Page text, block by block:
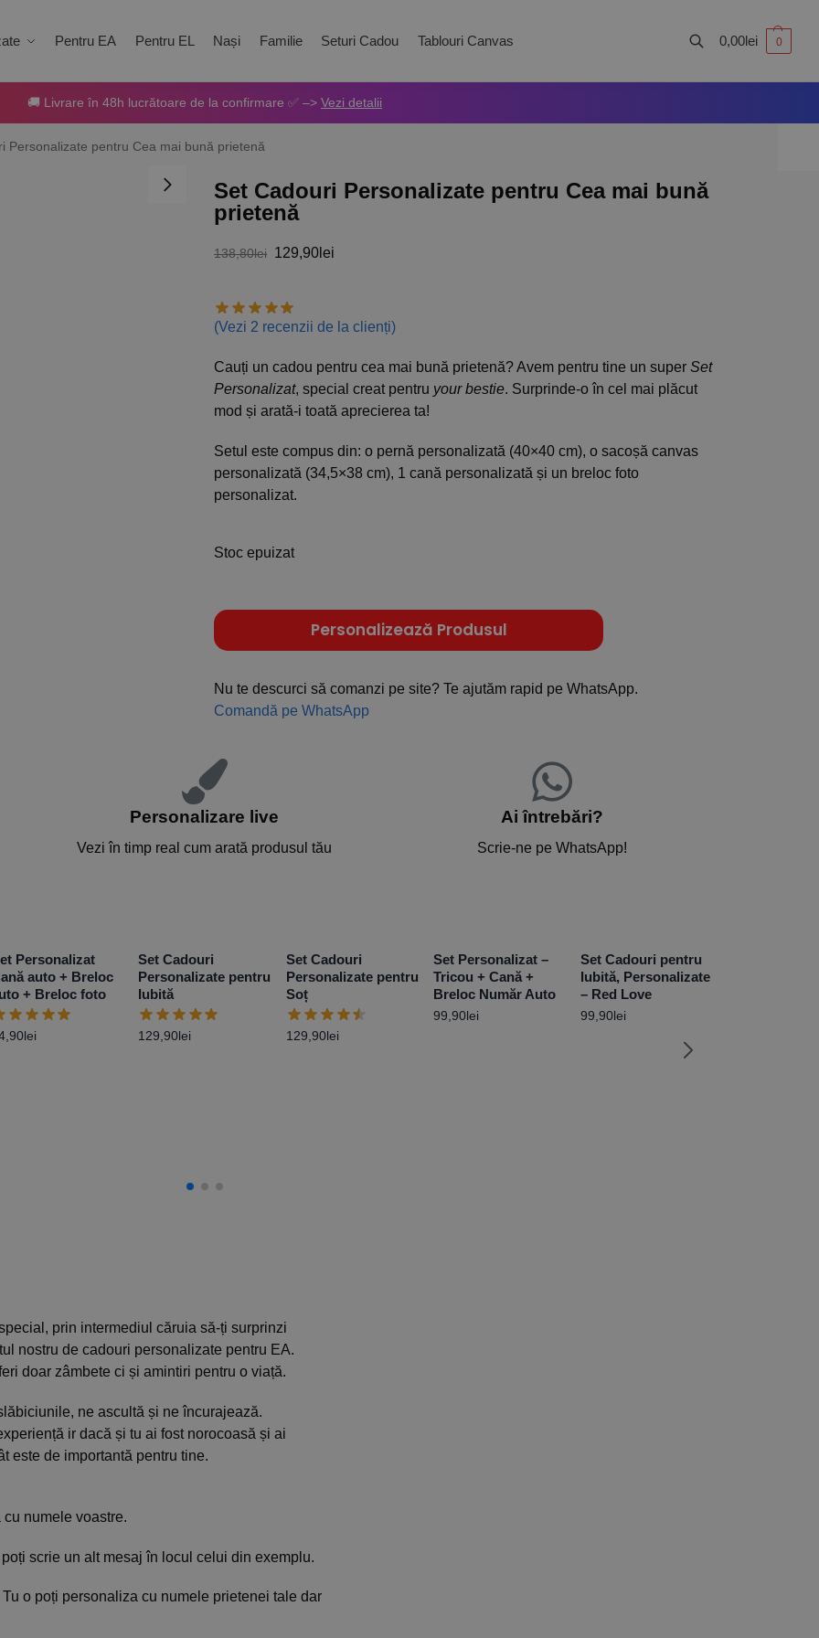
Pentru EA Pentru EL Nași Familie Seturi Cadou Tablouri Canvas 0,00lei 0
🚚 Livrare în 48h lucrătoare de la confirmare ✅ –> Vezi detalii
Personalizate pentru Cea mai bună prietenă
Set Cadouri Personalizate pentru Cea mai bună
prietenă
138,80lei 129,90 lei
(Vezi 2 recenzii de la clienți)
Cauți un cadou pentru cea mai bună prietenă? Avem pentru tine un super Set
Personalizat, special creat pentru your bestie. Surprinde-o în cel mai plăcut
mod și arată-i toată aprecierea ta!
Setul este compus din: o pernă personalizată (40×40 cm), o sacoșă canvas
personalizată (34,5×38 cm), 1 cană personalizată și un breloc foto
personalizat.
Stoc epuizat
Personalizează Produsul
Nu te descurci să comanzi pe site? Te ajutăm rapid pe WhatsApp.
Comandă pe WhatsApp
Personalizare live
Vezi în timp real cum arată produsul tău
Ai întrebări?
Scrie-ne pe WhatsApp!
Personalizat
auto + Breloc
+ Breloc foto
lei
Set Cadouri
Personalizate pentru
Iubită
129,90lei
Set Cadouri
Personalizate pentru
Soț
129,90lei
Set Personalizat –
Tricou + Cană +
Breloc Număr Auto
99,90lei
Set Cadouri pentru
Iubită, Personalizate
– Red Love
99,90lei
prin intermediul căruia să-ți surprinzi
nostru de cadouri personalizate pentru EA.
doar zâmbete ci și amintiri pentru o viață.
ne ascultă și ne încurajează.
ir dacă și tu ai fost norocoasă și ai
este de importantă pentru tine.
numele voastre.
scrie un alt mesaj în locul celui din exemplu.
o poți personaliza cu numele prietenei tale dar